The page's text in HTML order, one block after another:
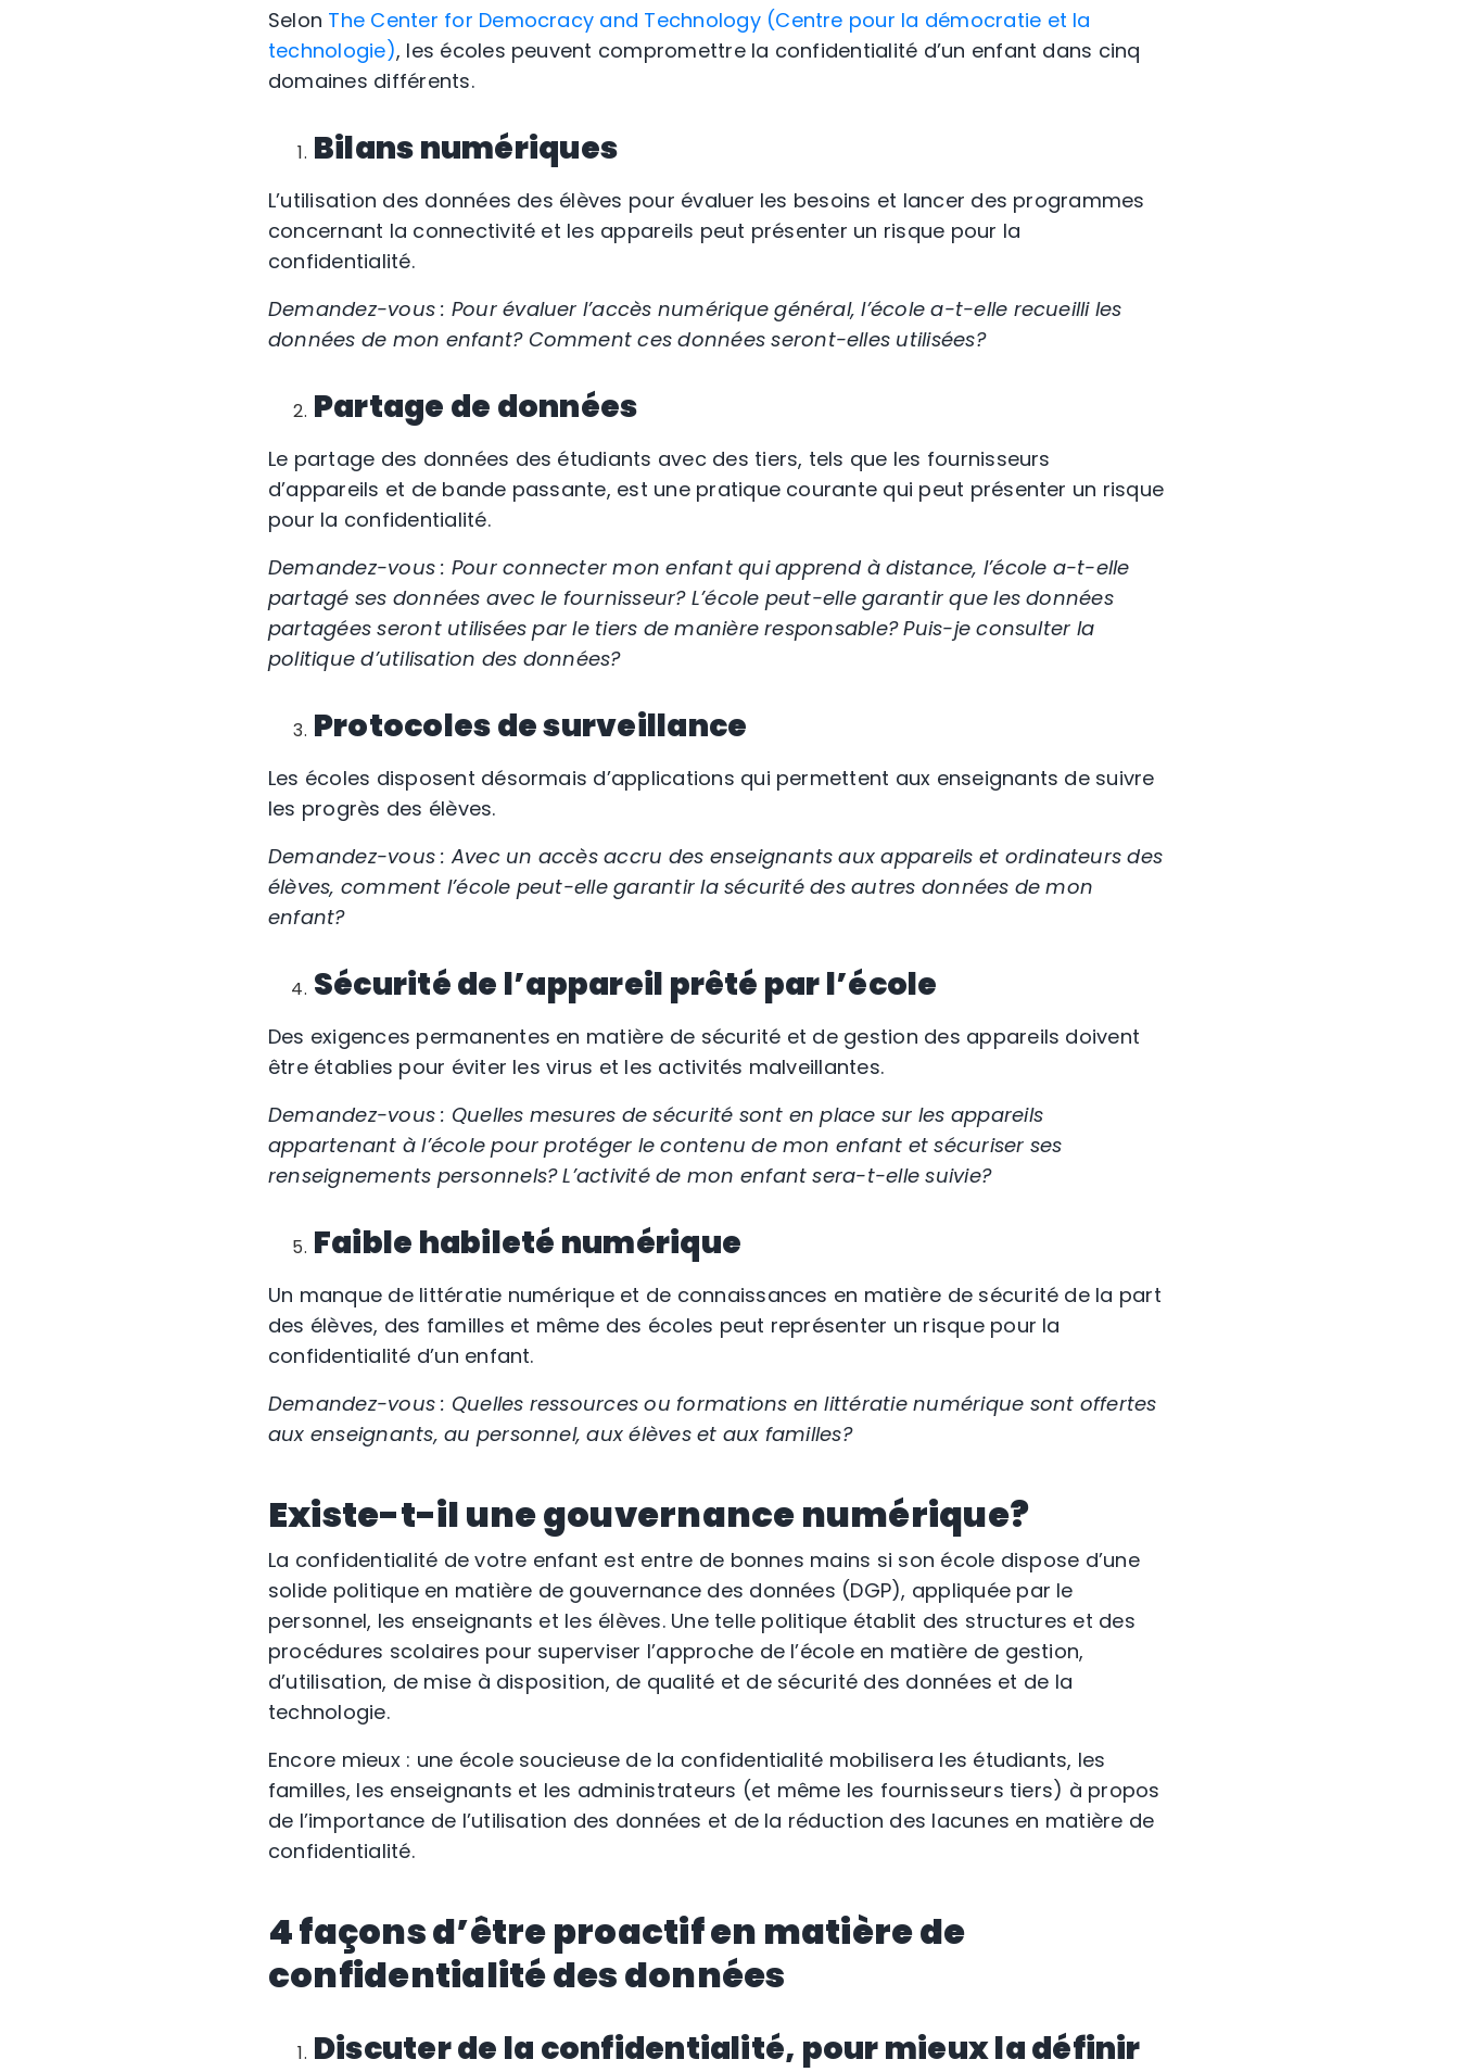
Selon The Center for Democracy and Technology (Centre pour la démocratie et la
technologie), les écoles peuvent compromettre la confidentialité d’un enfant dans cinq
domaines différents.
Bilans numériques
L’utilisation des données des élèves pour évaluer les besoins et lancer des programmes
concernant la connectivité et les appareils peut présenter un risque pour la
confidentialité.
Demandez-vous : Pour évaluer l’accès numérique général, l’école a-t-elle recueilli les
données de mon enfant? Comment ces données seront-elles utilisées?
Partage de données
Le partage des données des étudiants avec des tiers, tels que les fournisseurs
d’appareils et de bande passante, est une pratique courante qui peut présenter un risque
pour la confidentialité.
Demandez-vous : Pour connecter mon enfant qui apprend à distance, l’école a-t-elle
partagé ses données avec le fournisseur? L’école peut-elle garantir que les données
partagées seront utilisées par le tiers de manière responsable? Puis-je consulter la
politique d’utilisation des données?
Protocoles de surveillance
Les écoles disposent désormais d’applications qui permettent aux enseignants de suivre
les progrès des élèves.
Demandez-vous : Avec un accès accru des enseignants aux appareils et ordinateurs des
élèves, comment l’école peut-elle garantir la sécurité des autres données de mon
enfant?
Sécurité de l’appareil prêté par l’école
Des exigences permanentes en matière de sécurité et de gestion des appareils doivent
être établies pour éviter les virus et les activités malveillantes.
Demandez-vous : Quelles mesures de sécurité sont en place sur les appareils
appartenant à l’école pour protéger le contenu de mon enfant et sécuriser ses
renseignements personnels? L’activité de mon enfant sera-t-elle suivie?
Faible habileté numérique
Un manque de littératie numérique et de connaissances en matière de sécurité de la part
des élèves, des familles et même des écoles peut représenter un risque pour la
confidentialité d’un enfant.
Demandez-vous : Quelles ressources ou formations en littératie numérique sont offertes
aux enseignants, au personnel, aux élèves et aux familles?
Existe-t-il une gouvernance numérique?
La confidentialité de votre enfant est entre de bonnes mains si son école dispose d’une
solide politique en matière de gouvernance des données (DGP), appliquée par le
personnel, les enseignants et les élèves. Une telle politique établit des structures et des
procédures scolaires pour superviser l’approche de l’école en matière de gestion,
d’utilisation, de mise à disposition, de qualité et de sécurité des données et de la
technologie.
Encore mieux : une école soucieuse de la confidentialité mobilisera les étudiants, les
familles, les enseignants et les administrateurs (et même les fournisseurs tiers) à propos
de l’importance de l’utilisation des données et de la réduction des lacunes en matière de
confidentialité.
4 façons d’être proactif en matière de
confidentialité des données
Discuter de la confidentialité, pour mieux la définir